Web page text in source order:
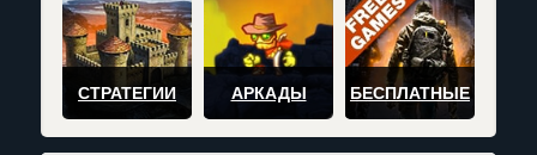
СТРАТЕГИИ АРКАДЫ БЕСПЛАТНЫЕ